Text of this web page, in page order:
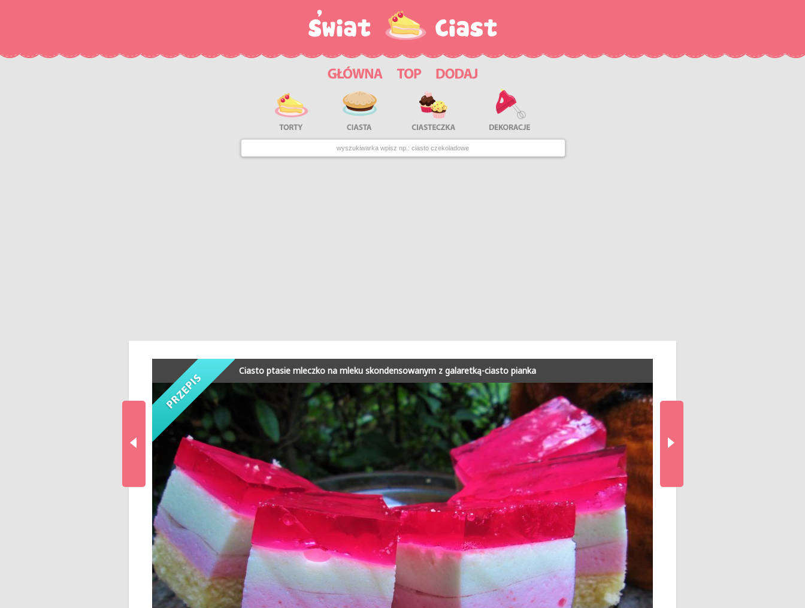
Ciasto ptasie mleczko na mleku skondensowanym z galaretką-ciasto pianka